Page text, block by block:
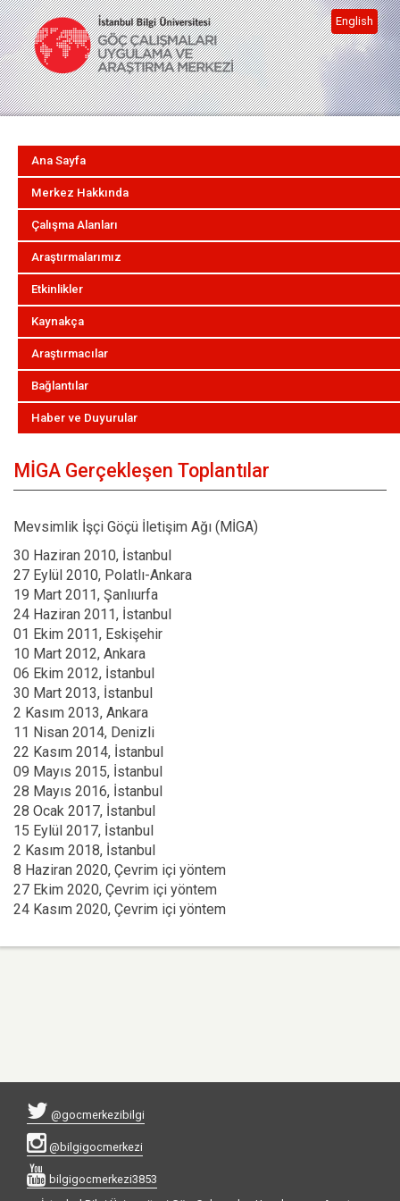
English
Ana Sayfa
Merkez Hakkında
Çalışma Alanları
Araştırmalarımız
Etkinlikler
Kaynakça
Araştırmacılar
Bağlantılar
Haber ve Duyurular
MİGA Gerçekleşen Toplantılar
Mevsimlik İşçi Göçü İletişim Ağı (MİGA)
30 Haziran 2010, İstanbul
27 Eylül 2010, Polatlı-Ankara
19 Mart 2011, Şanlıurfa
24 Haziran 2011, İstanbul
01 Ekim 2011, Eskişehir
10 Mart 2012, Ankara
06 Ekim 2012, İstanbul
30 Mart 2013, İstanbul
2 Kasım 2013, Ankara
11 Nisan 2014, Denizli
22 Kasım 2014, İstanbul
09 Mayıs 2015, İstanbul
28 Mayıs 2016, İstanbul
28 Ocak 2017, İstanbul
15 Eylül 2017, İstanbul
2 Kasım 2018, İstanbul
8 Haziran 2020, Çevrim içi yöntem
27 Ekim 2020, Çevrim içi yöntem
24 Kasım 2020, Çevrim içi yöntem
@gocmerkezibilgi
@bilgigocmerkezi
bilgigocmerkezi3853